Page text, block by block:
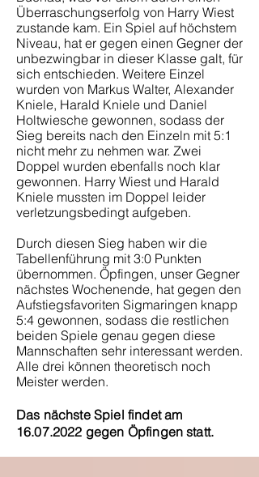
Überraschungserfolg von Harry Wiest
zustande kam. Ein Spiel auf höchstem
Niveau, hat er gegen einen Gegner der
unbezwingbar in dieser Klasse galt, für
sich entschieden. Weitere Einzel
wurden von Markus Walter, Alexander
Kniele, Harald Kniele und Daniel
Holtwiesche gewonnen, sodass der
Sieg bereits nach den Einzeln mit 5:1
nicht mehr zu nehmen war. Zwei
Doppel wurden ebenfalls noch klar
gewonnen. Harry Wiest und Harald
Kniele mussten im Doppel leider
verletzungsbedingt aufgeben.
Durch diesen Sieg haben wir die
Tabellenführung mit 3:0 Punkten
übernommen. Öpfingen, unser Gegner
nächstes Wochenende, hat gegen den
Aufstiegsfavoriten Sigmaringen knapp
5:4 gewonnen, sodass die restlichen
beiden Spiele genau gegen diese
Mannschaften sehr interessant werden.
Alle drei können theoretisch noch
Meister werden.
Das nächste Spiel findet am
16.07.2022 gegen Öpfingen statt.